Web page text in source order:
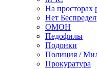
На просторах
Нет
ОМОН
Педофилы
Подонки
Полиция /
Прокуратура